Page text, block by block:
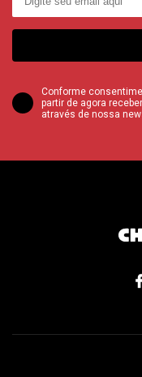
Conforme
partir de agora
através de nossa